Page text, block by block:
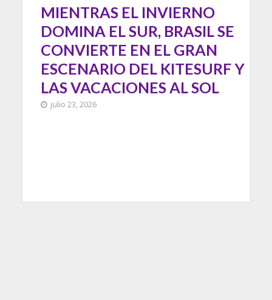
MIENTRAS EL INVIERNO
DOMINA EL SUR, BRASIL SE
CONVIERTE EN EL GRAN
ESCENARIO DEL KITESURF Y
LAS VACACIONES AL SOL
julio 23, 2026